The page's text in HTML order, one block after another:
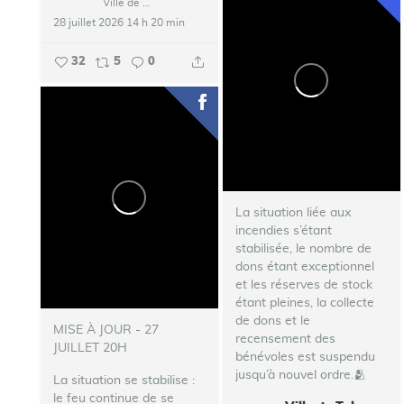
Ville de Talence
28 juillet 2026 14 h 20 min
32 5 0
La situation liée aux
incendies s’étant
stabilisée, le nombre de
dons étant exceptionnel
et les réserves de stock
étant pleines, la collecte
de dons et le
recensement des
bénévoles est suspendu
jusqu’à nouvel ordre.🫂
MISE À JOUR - 27
JUILLET 20H
La situation se stabilise :
le feu continue de se